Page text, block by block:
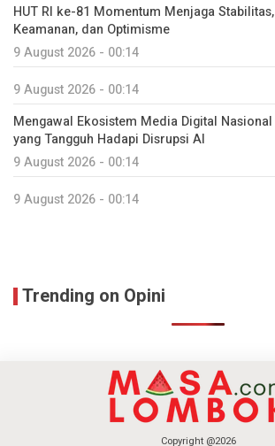
HUT RI ke-81 Momentum Menjaga Stabilitas,
Keamanan, dan Optimisme
9 August 2026 - 00:14
9 August 2026 - 00:14
Mengawal Ekosistem Media Digital Nasional
yang Tangguh Hadapi Disrupsi AI
9 August 2026 - 00:14
9 August 2026 - 00:14
Trending on Opini
Copyright @2026